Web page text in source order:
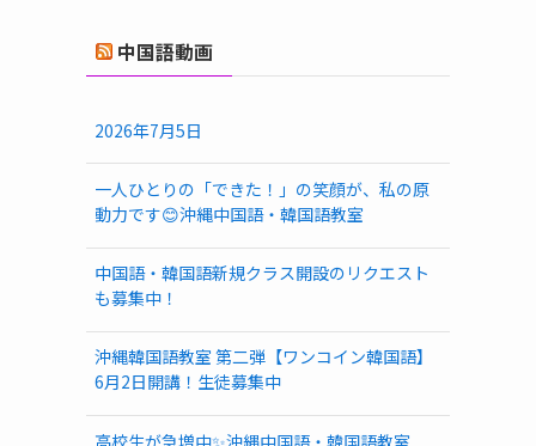
中国語動画
2026年7月5日
一人ひとりの「できた！」の笑顔が、私の原
動力です😊沖縄中国語・韓国語教室
中国語・韓国語新規クラス開設のリクエスト
も募集中！
沖縄韓国語教室 第二弾【ワンコイン韓国語】
6月2日開講！生徒募集中
高校生が急増中✨沖縄中国語・韓国語教室